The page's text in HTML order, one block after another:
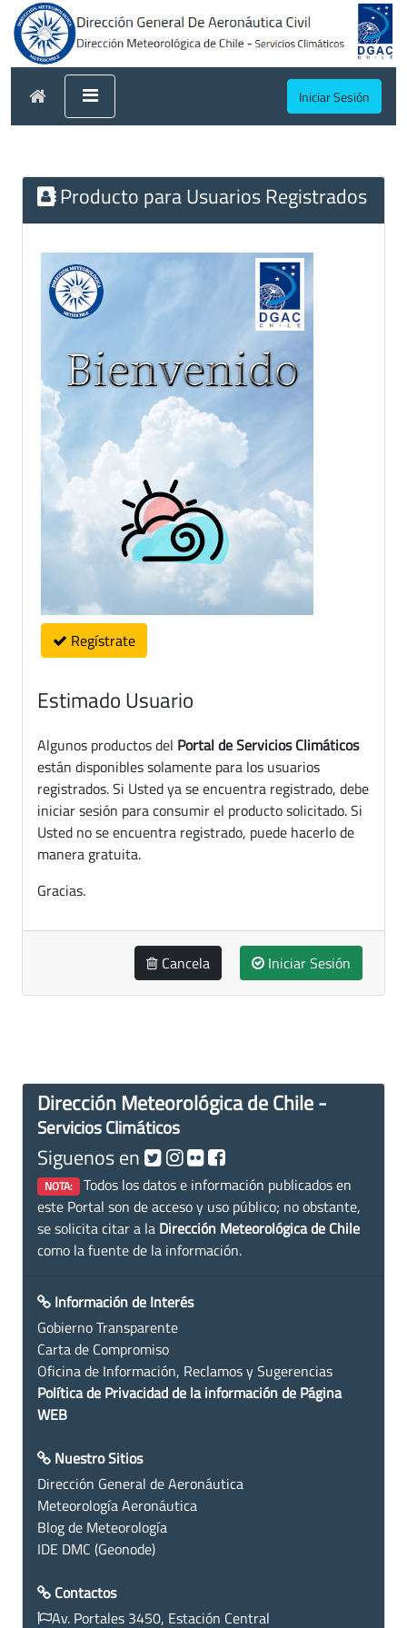
Iniciar Sesión
Producto para Usuarios Registrados
Regístrate
Estimado Usuario
Algunos productos del Portal de Servicios Climáticos
están disponibles solamente para los usuarios
registrados. Si Usted ya se encuentra registrado, debe
iniciar sesión para consumir el producto solicitado. Si
Usted no se encuentra registrado, puede hacerlo de
manera gratuita.
Gracias.
Cancela Iniciar Sesión
Dirección Meteorológica de Chile -
Servicios Climáticos
Siguenos en
NOTA: Todos los datos e información publicados en
este Portal son de acceso y uso público; no obstante,
se solicita citar a la Dirección Meteorológica de Chile
como la fuente de la información.
Información de Interés
Gobierno Transparente
Carta de Compromiso
Oficina de Información, Reclamos y Sugerencias
Política de Privacidad de la información de Página
WEB
Nuestro Sitios
Dirección General de Aeronáutica
Meteorología Aeronáutica
Blog de Meteorología
IDE DMC (Geonode)
Contactos
Av. Portales 3450, Estación Central